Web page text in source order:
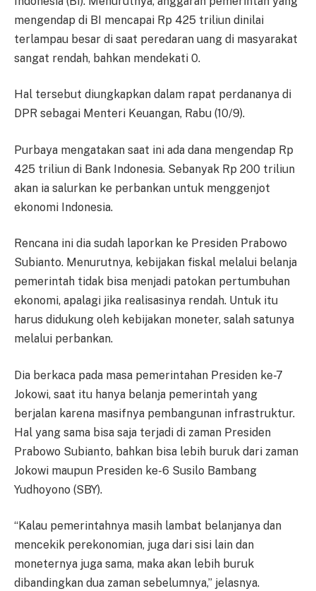
mengendap di BI mencapai Rp 425 triliun dinilai
terlampau besar di saat peredaran uang di masyarakat
sangat rendah, bahkan mendekati 0.
Hal tersebut diungkapkan dalam rapat perdananya di
DPR sebagai Menteri Keuangan, Rabu (10/9).
Purbaya mengatakan saat ini ada dana mengendap Rp
425 triliun di Bank Indonesia. Sebanyak Rp 200 triliun
akan ia salurkan ke perbankan untuk menggenjot
ekonomi Indonesia.
Rencana ini dia sudah laporkan ke Presiden Prabowo
Subianto. Menurutnya, kebijakan fiskal melalui belanja
pemerintah tidak bisa menjadi patokan pertumbuhan
ekonomi, apalagi jika realisasinya rendah. Untuk itu
harus didukung oleh kebijakan moneter, salah satunya
melalui perbankan.
Dia berkaca pada masa pemerintahan Presiden ke-7
Jokowi, saat itu hanya belanja pemerintah yang
berjalan karena masifnya pembangunan infrastruktur.
Hal yang sama bisa saja terjadi di zaman Presiden
Prabowo Subianto, bahkan bisa lebih buruk dari zaman
Jokowi maupun Presiden ke-6 Susilo Bambang
Yudhoyono (SBY).
“Kalau pemerintahnya masih lambat belanjanya dan
mencekik perekonomian, juga dari sisi lain dan
moneternya juga sama, maka akan lebih buruk
dibandingkan dua zaman sebelumnya,” jelasnya.